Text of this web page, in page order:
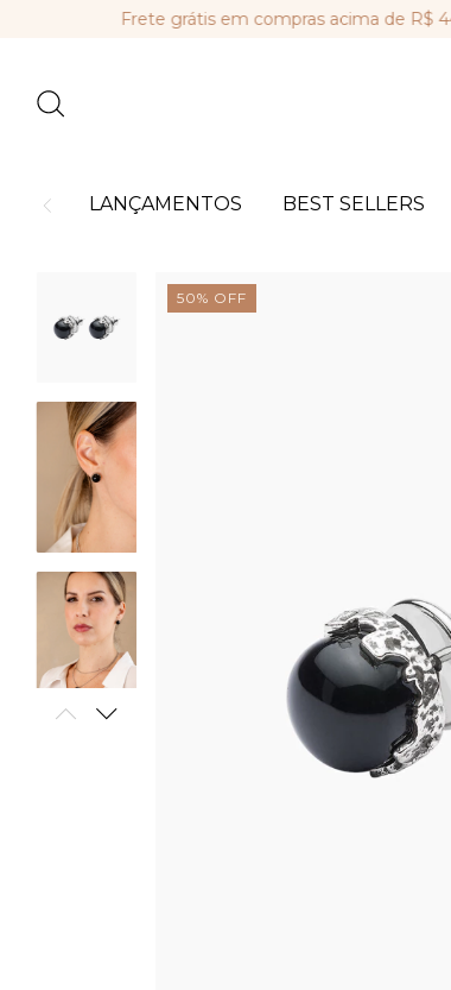
Frete grátis em compras acima de R$ 449,00.
LANÇAMENTOS BEST SELLERS
50% OFF